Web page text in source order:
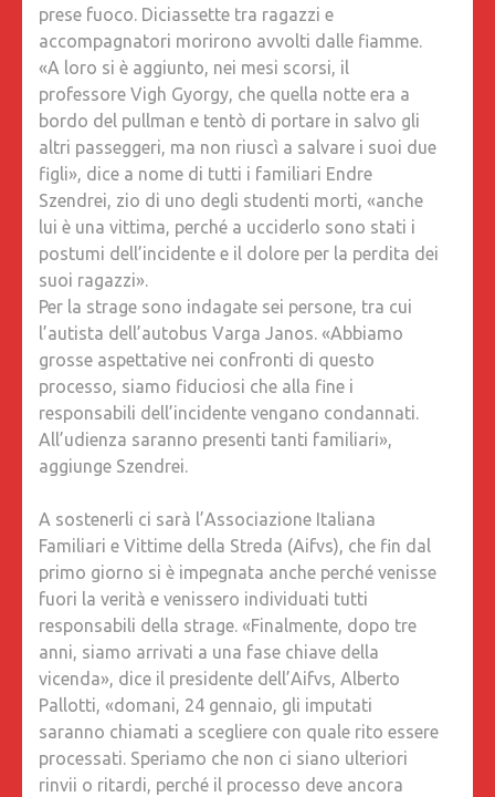
prese fuoco. Diciassette tra ragazzi e
accompagnatori morirono avvolti dalle fiamme.
«A loro si è aggiunto, nei mesi scorsi, il
professore Vigh Gyorgy, che quella notte era a
bordo del pullman e tentò di portare in salvo gli
altri passeggeri, ma non riuscì a salvare i suoi due
figli», dice a nome di tutti i familiari Endre
Szendrei, zio di uno degli studenti morti, «anche
lui è una vittima, perché a ucciderlo sono stati i
postumi dell’incidente e il dolore per la perdita dei
suoi ragazzi».
Per la strage sono indagate sei persone, tra cui
l’autista dell’autobus Varga Janos. «Abbiamo
grosse aspettative nei confronti di questo
processo, siamo fiduciosi che alla fine i
responsabili dell’incidente vengano condannati.
All’udienza saranno presenti tanti familiari»,
aggiunge Szendrei.
A sostenerli ci sarà l’Associazione Italiana
Familiari e Vittime della Streda (Aifvs), che fin dal
primo giorno si è impegnata anche perché venisse
fuori la verità e venissero individuati tutti
responsabili della strage. «Finalmente, dopo tre
anni, siamo arrivati a una fase chiave della
vicenda», dice il presidente dell’Aifvs, Alberto
Pallotti, «domani, 24 gennaio, gli imputati
saranno chiamati a scegliere con quale rito essere
processati. Speriamo che non ci siano ulteriori
rinvii o ritardi, perché il processo deve ancora